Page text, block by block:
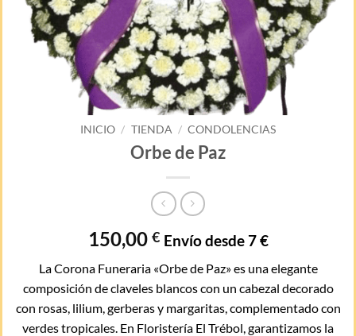
INICIO / TIENDA / CONDOLENCIAS
Orbe de Paz
150,00 € Envío desde 7 €
La Corona Funeraria «Orbe de Paz» es una elegante
composición de claveles blancos con un cabezal decorado
con rosas, lilium, gerberas y margaritas, complementado con
verdes tropicales. En Floristería El Trébol, garantizamos la